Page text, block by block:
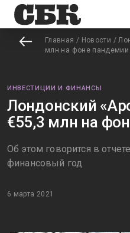
Главная / Новости /
млн на фоне пандемии
ИНВЕСТИЦИИ И ФИНАНСЫ
Лондонский
€55,3 млн на
Об этом говорится в
финансовый год
6 марта 2021